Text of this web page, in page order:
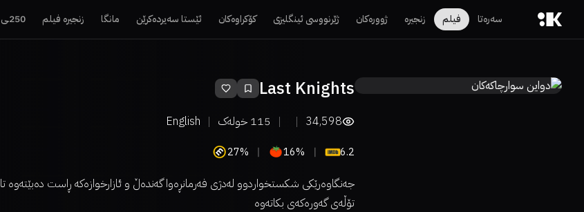
سەرەتا فیلم زنجیرە ژوورەکان ژێرنووسی ئینگلیزی کۆکراوەکان ئێستا سەیردەکرێن مانگا زنجیرە فیلم 250ـی مێژوو
Last Knights
34,598
115 خولەک English
6.2
16%
27%
جەنگاوەرێکی شکستخواردوو لەدژی فەرمانڕەوا گەندەڵ و ئازارخوازەکە ڕاست دەبێتەوە تا
تۆڵەی گەورەکەی بکاتەوە